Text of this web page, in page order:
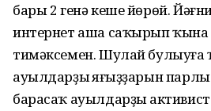
бары 2 генә кеше йөрөй.
интернет аша саҡырып ҡына
тимәксемен. Шулай булыуға
ауылдарҙың яңғыҙҙарын
барасаҡ ауылдарҙың